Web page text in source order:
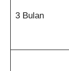
3 Bulan